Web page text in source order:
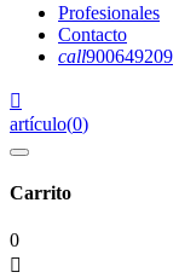
Profesionales
Contacto
call900649209

artículo(0)
Carrito
0
